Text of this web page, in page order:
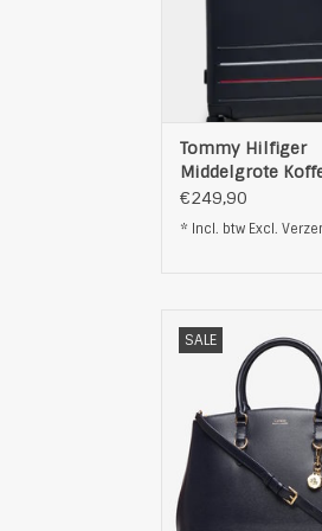
een telescopische
vier soepel rollende
een ruim interieur.
heef
TOEVOEGEN AAN
Tommy Hilfiger
Middelgrote
€249,90
* Incl. btw Excl.
SALE Lauren Ralph
Gemaakt van
verstevigde
afneembare
logoprint aan de
hoofdvakken met
stabiele
27.9 x 37.5 x 15.2